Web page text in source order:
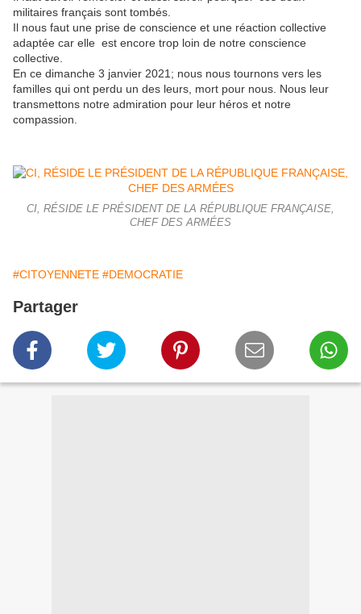
militaires français sont tombés.
Il nous faut une prise de conscience et une réaction collective
adaptée car elle est encore trop loin de notre conscience
collective.
En ce dimanche 3 janvier 2021; nous nous tournons vers les
familles qui ont perdu un des leurs, mort pour nous. Nous leur
transmettons notre admiration pour leur héros et notre
compassion.
CI, RÉSIDE LE PRÉSIDENT DE LA RÉPUBLIQUE FRANÇAISE,
CHEF DES ARMÉES
#CITOYENNETE #DEMOCRATIE
Partager